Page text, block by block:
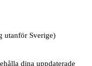
utanför Sverige)
dina uppdaterade